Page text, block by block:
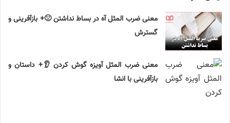
معنی ضرب المثل آه در بساط نداشتن 🙁+ بازآفرینی و
گسترش
معنی ضرب المثل آویزه گوش کردن 👂+ داستان و
بازآفرینی با انشا